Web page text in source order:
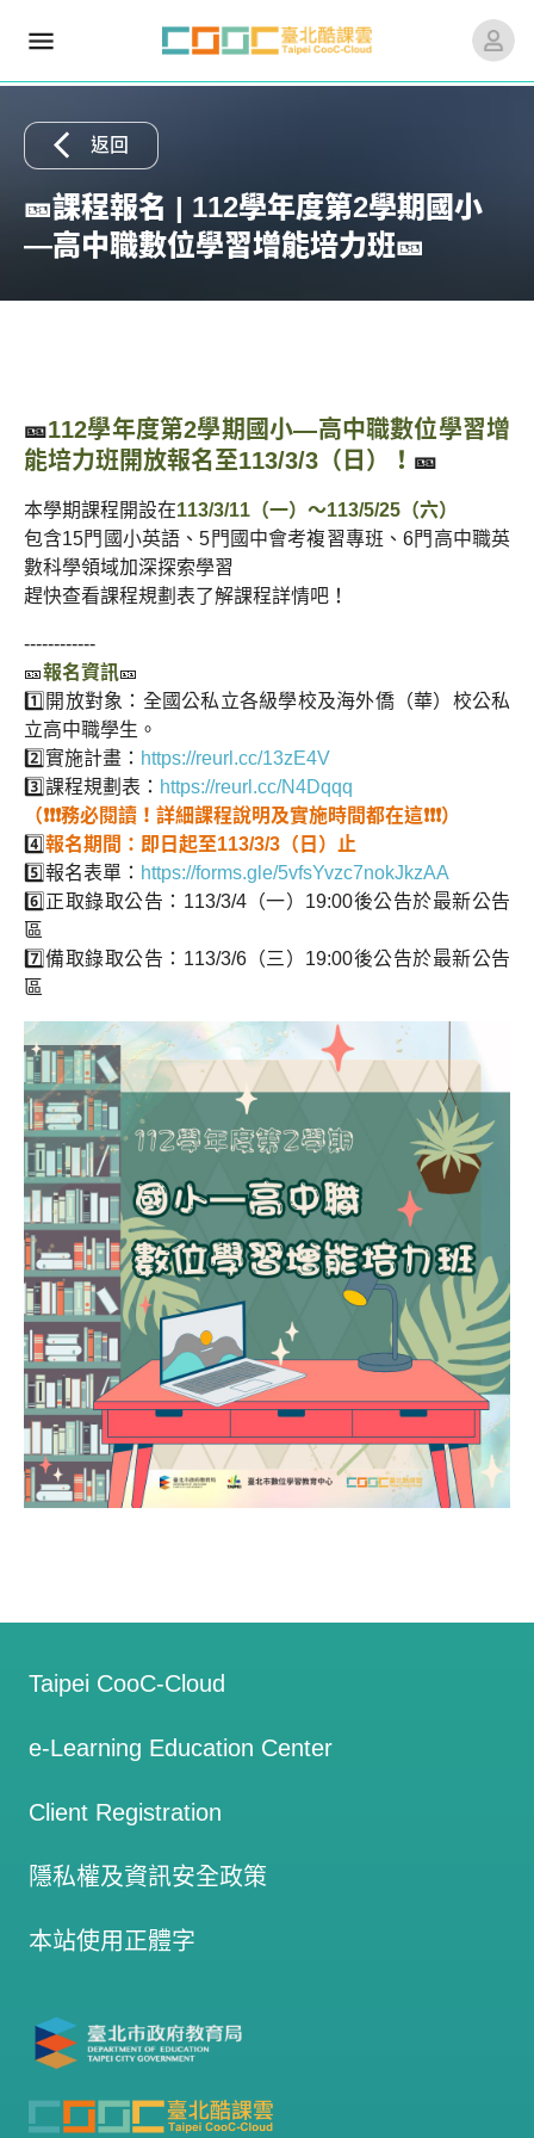
arrow_back_ios 返回
🎫課程報名 | 112學年度第2學期國小
—高中職數位學習增能培力班🎫
🎫112學年度第2學期國小—高中職數位學習增
能培力班開放報名至113/3/3（日）！ 🎫
本學期課程開設在113/3/11（一）～113/5/25（六）
包含15門國小英語、5門國中會考複習專班、6門高中職英
數科學領域加深探索學習
趕快查看課程規劃表了解課程詳情吧！
------------
🎫報名資訊🎫
1️⃣開放對象：全國公私立各級學校及海外僑（華）校公私
立高中職學生。
2️⃣實施計畫： https://reurl.cc/13zE4V
3️⃣課程規劃表： https://reurl.cc/N4Dqqq
（❗❗❗務必閱讀！詳細課程說明及實施時間都在這❗❗❗）
4️⃣報名期間：即日起至113/3/3（日）止
5️⃣報名表單： https://forms.gle/5vfsYvzc7nokJkzAA
6️⃣正取錄取公告：113/3/4（一）19:00後公告於最新公告
區
7️⃣備取錄取公告：113/3/6（三）19:00後公告於最新公告
區
Taipei CooC-Cloud
e-Learning Education Center
Client Registration
隱私權及資訊安全政策
本站使用正體字